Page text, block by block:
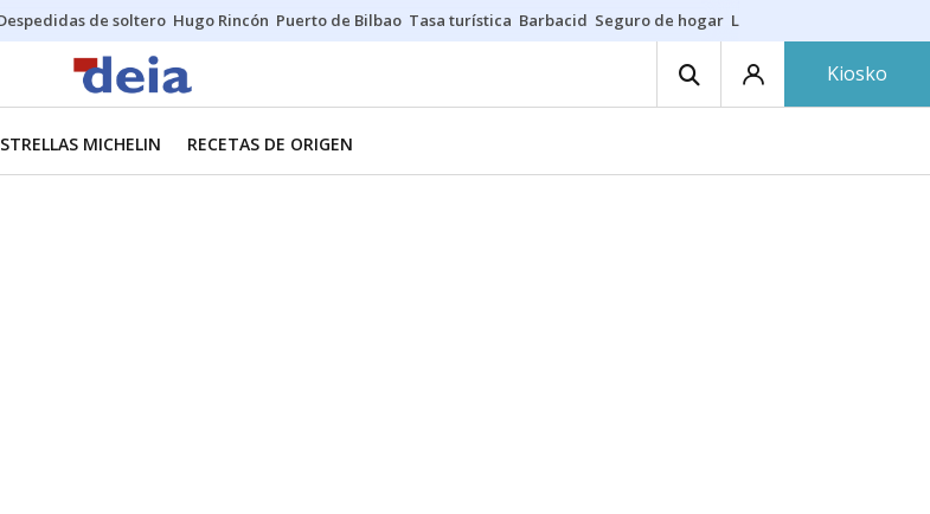
de soltero Hugo Rincón Puerto de Bilbao Tasa turística Barbacid Seguro de hogar Lío Athletic-Osasuna
Kiosko
MICHELIN RECETAS DE ORIGEN